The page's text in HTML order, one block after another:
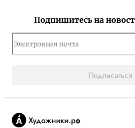
Подпишитесь на
Подписаться